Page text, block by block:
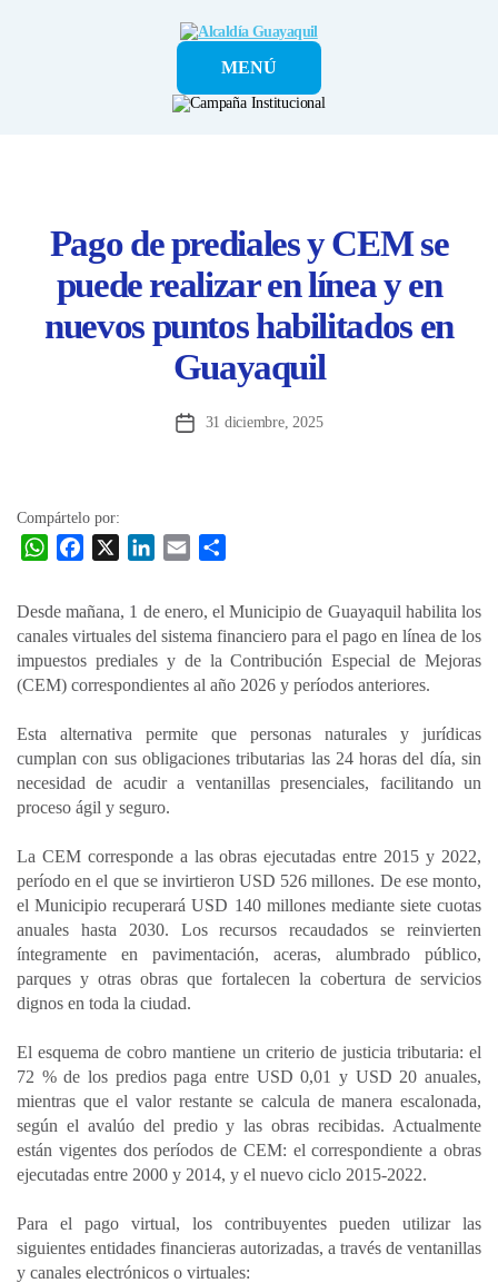
Alcaldía
GuayaquilMENÚ
Pago de prediales y CEM se
puede realizar en línea y en
nuevos puntos habilitados en
Guayaquil
Fecha31 diciembre, 2025
Compártelo por:
W
t
s
A
e
b
o
k
k
e
d
n
l
a
r
i
r
Desde mañana, 1 de enero, el Municipio de Guayaquil habilita los
canales virtuales del sistema financiero para el pago en línea de los
impuestos prediales y de la Contribución Especial de Mejoras
(CEM) correspondientes al año 2026 y períodos anteriores.
Esta alternativa permite que personas naturales y jurídicas
cumplan con sus obligaciones tributarias las 24 horas del día, sin
necesidad de acudir a ventanillas presenciales, facilitando un
proceso ágil y seguro.
La CEM corresponde a las obras ejecutadas entre 2015 y 2022,
período en el que se invirtieron USD 526 millones. De ese monto,
el Municipio recuperará USD 140 millones mediante siete cuotas
anuales hasta 2030. Los recursos recaudados se reinvierten
íntegramente en pavimentación, aceras, alumbrado público,
parques y otras obras que fortalecen la cobertura de servicios
dignos en toda la ciudad.
El esquema de cobro mantiene un criterio de justicia tributaria: el
72 % de los predios paga entre USD 0,01 y USD 20 anuales,
mientras que el valor restante se calcula de manera escalonada,
según el avalúo del predio y las obras recibidas. Actualmente
están vigentes dos períodos de CEM: el correspondiente a obras
ejecutadas entre 2000 y 2014, y el nuevo ciclo 2015-2022.
Para el pago virtual, los contribuyentes pueden utilizar las
siguientes entidades financieras autorizadas, a través de ventanillas
y canales electrónicos o virtuales: